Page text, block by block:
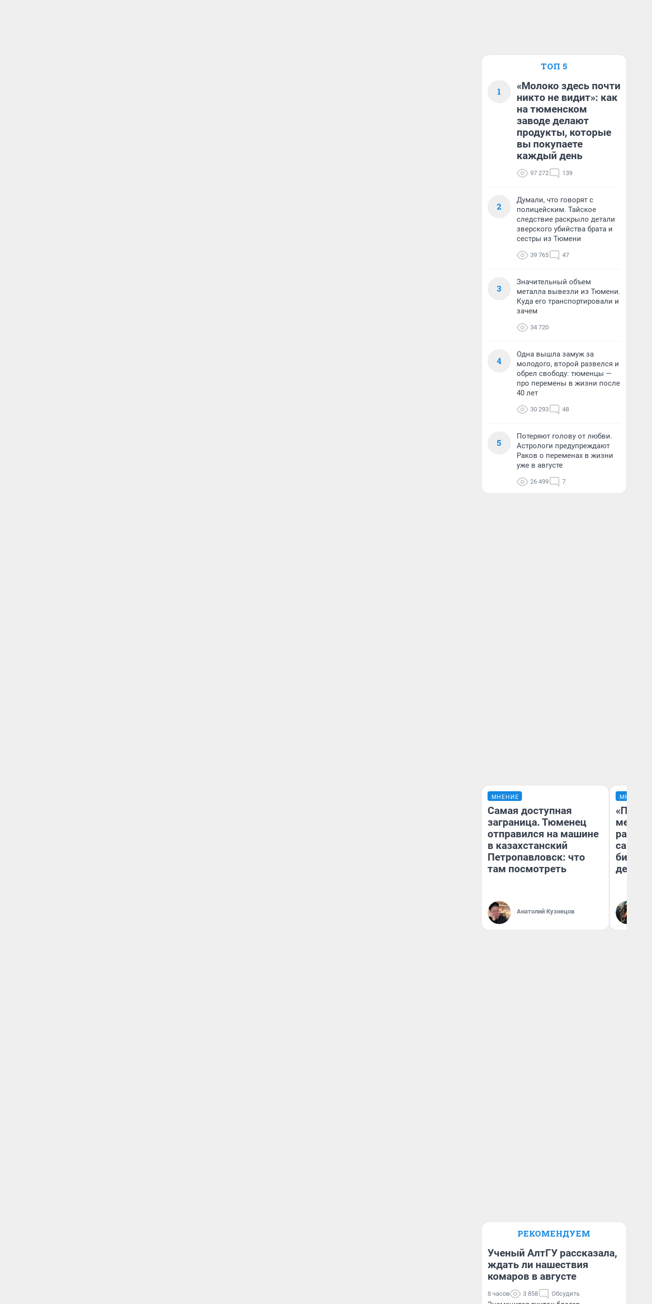
ТОП 5
1
«Молоко здесь почти
никто не видит»: как
на тюменском
заводе делают
продукты, которые
вы покупаете
каждый день
97 272 139
2
Думали, что говорят с
полицейским. Тайское
следствие раскрыло детали
зверского убийства брата и
сестры из Тюмени
39 765 47
3
Значительный объем
металла вывезли из Тюмени.
Куда его транспортировали и
зачем
34 720
4
Одна вышла замуж за
молодого, второй развелся и
обрел свободу: тюменцы —
про перемены в жизни после
40 лет
30 293 48
5
Потеряют голову от любви.
Астрологи предупреждают
Раков о переменах в жизни
уже в августе
26 499 7
МНЕНИЕ
Самая доступная
заграница. Тюменец
отправился на машине
в казахстанский
Петропавловск: что
там посмотреть
Анатолий Кузнецов
МНЕНИЕ
самом
РЕКОМЕНДУЕМ
Ученый АлтГУ рассказала,
ждать ли нашествия
комаров в августе
8 часов 3 858 Обсудить